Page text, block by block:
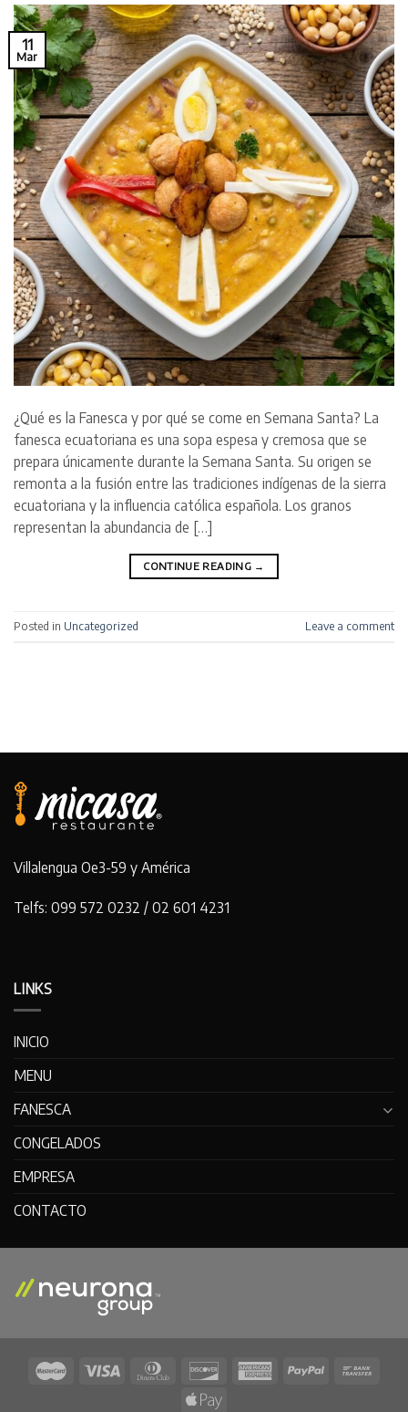
11
Mar
¿Qué es la Fanesca y por qué se come en Semana Santa? La
fanesca ecuatoriana es una sopa espesa y cremosa que se
prepara únicamente durante la Semana Santa. Su origen se
remonta a la fusión entre las tradiciones indígenas de la sierra
ecuatoriana y la influencia católica española. Los granos
representan la abundancia de […]
CONTINUE READING →
Posted in Uncategorized Leave a comment
Villalengua Oe3-59 y América
Telfs: 099 572 0232 / 02 601 4231
LINKS
INICIO
MENU
FANESCA
CONGELADOS
EMPRESA
CONTACTO